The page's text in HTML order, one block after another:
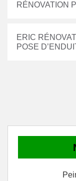
RÉNOVATION
ERIC
POSE